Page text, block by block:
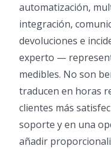
automatización,
integración,
devoluciones e
experto —
medibles. No son
traducen en horas
clientes más
soporte y en una
añadir